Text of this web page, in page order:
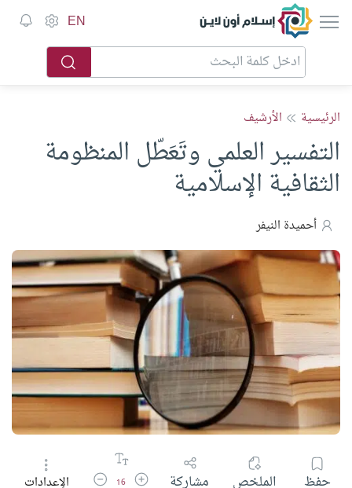
إسلام أون لاين EN
الرئيسية الأرشيف
التفسير العلمي وتَعَطّل المنظومة
الثقافية الإسلامية
أحميدة النيفر
حفظ الملخص مشاركة زيادة حجم الخط
16 تقليل حجم الخط
الإعدادات